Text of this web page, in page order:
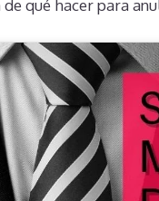
de qué hacer para